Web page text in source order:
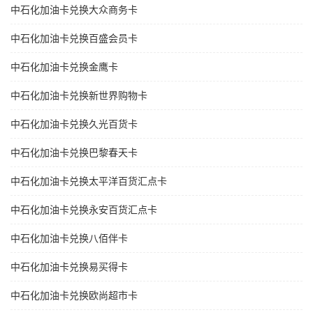
中石化加油卡兑换大众商务卡
中石化加油卡兑换百盛会员卡
中石化加油卡兑换金鹰卡
中石化加油卡兑换新世界购物卡
中石化加油卡兑换久光百货卡
中石化加油卡兑换巴黎春天卡
中石化加油卡兑换太平洋百货汇点卡
中石化加油卡兑换永安百货汇点卡
中石化加油卡兑换八佰伴卡
中石化加油卡兑换易买得卡
中石化加油卡兑换欧尚超市卡